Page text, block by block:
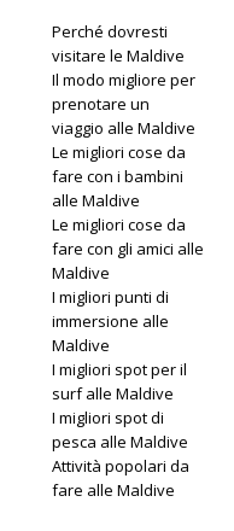
Perché dovresti
visitare le Maldive
Il modo migliore per
prenotare un
viaggio alle Maldive
Le migliori cose da
fare con i bambini
alle Maldive
Le migliori cose da
fare con gli amici alle
Maldive
I migliori punti di
immersione alle
Maldive
I migliori spot per il
surf alle Maldive
I migliori spot di
pesca alle Maldive
Attività popolari da
fare alle Maldive